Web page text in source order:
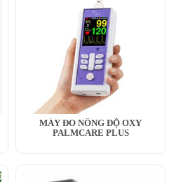
MÁY ĐO NỒNG ĐỘ OXY
PALMCARE PLUS